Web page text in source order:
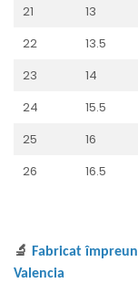
21
13
22
13.5
23
14
24
15.5
25
16
26
16.5
🔬 Fabricat
Valencia